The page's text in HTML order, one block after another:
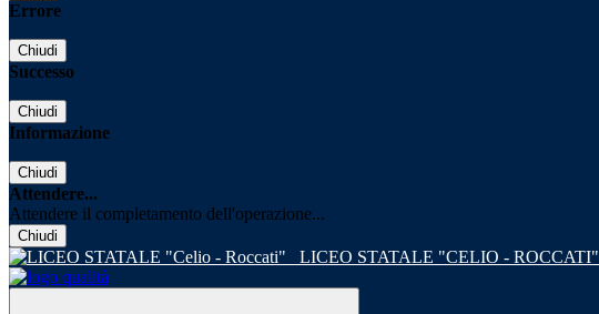
Errore
Chiudi
Successo
Chiudi
Informazione
Chiudi
Attendere...
Attendere il completamento dell'operazione...
Chiudi
LICEO STATALE "CELIO - ROCCATI"